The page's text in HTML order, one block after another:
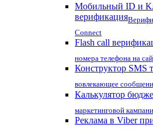
Мобильный ID и
верификация
Connect
Flash call
номера телефона на
Конструктор SMS
вовлекающее
Калькулятор
маркетинговой
Реклама в Viber